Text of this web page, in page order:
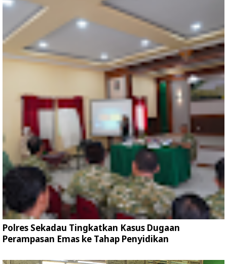
Polres Sekadau Tingkatkan Kasus Dugaan
Perampasan Emas ke Tahap Penyidikan